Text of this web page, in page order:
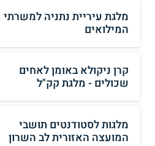
מלגת עיריית נתניה למשרתי
המילואים
קרן ניקולא באומן לאחים
שכולים - מלגת קק"ל
מלגות לסטודנטים תושבי
המועצה האזורית לב השרון